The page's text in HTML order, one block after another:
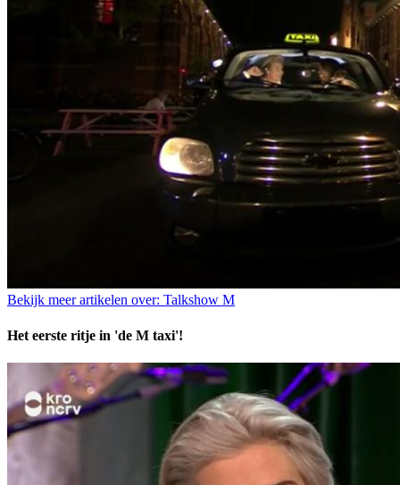
Bekijk meer artikelen over: Talkshow M
Het eerste ritje in 'de M taxi'!